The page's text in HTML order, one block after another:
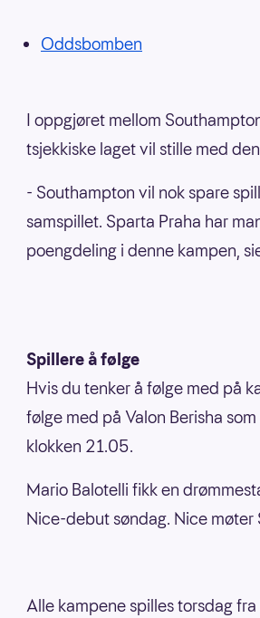
Oddsbomben
I oppgjøret mellom
tsjekkiske laget vil stille med
- Southampton vil nok spare
samspillet. Sparta Praha har
poengdeling i denne kampen,
Spillere å følge
Hvis du tenker å følge med på
følge med på Valon Berisha
klokken 21.05.
Mario Balotelli fikk en
Nice-debut søndag. Nice
Alle kampene spilles torsdag